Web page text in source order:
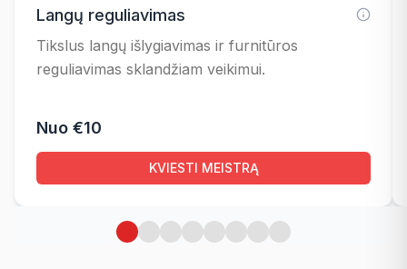
Langų reguliavimas
Tikslus langų išlygiavimas ir furnitūros
reguliavimas sklandžiam veikimui.
Nuo €10
KVIESTI MEISTRĄ